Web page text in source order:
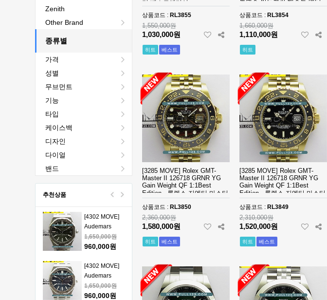
Zenith
Other Brand
종류별
가격
성별
무브먼트
기능
타입
케이스백
디자인
다이얼
밴드
추천상품
26240 50th SS
그래프 50주년
1,330,000원
26240 50th SS
얄오크 크르노
모델 베스트에
디션
Oak Chrono
V2 DDF 1:1
Best Edition -
오데마피게 로
얄오크 크르노
모델 베스트에
디션
1,330,000원
[4302 MOVE]
Audemars
Piguet Royal
Oak 15510
1:1 Best
Edition - 오데
마피게 로얄오
크 베스트 에디
1,650,000원
960,000원
[4302 MOVE]
Audemars
Piguet Royal
Oak 15510
1,650,000원
960,000원
Submariner (96) Superocean (102)
Tradition (9) Traditionnelle (7)
Ulysse Nardin (6) Vintage (9)
터 베스트에디션
상품코드 : RL3855
1,550,000원
1,030,000원
히트 베스트
상품코드 : RL3854
1,660,000원
1,110,000원
히트
[3285 MOVE] Rolex GMT-
Master II 126718 GRNR YG
Gain Weight QF 1:1Best
Edition - 롤렉스 지엠티 마스터
상품코드 : RL3850
2,360,000원
1,580,000원
히트 베스트
[3285 MOVE] Rolex GMT-
Master II 126718 GRNR YG
Gain Weight QF 1:1Best
Edition - 롤렉스 지엠티 마스터
상품코드 : RL3849
2,310,000원
1,520,000원
히트 베스트